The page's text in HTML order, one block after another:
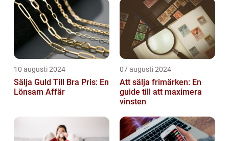
10 augusti 2024
Sälja Guld Till Bra Pris: En
Lönsam Affär
07 augusti 2024
Att sälja frimärken: En
guide till att maximera
vinsten